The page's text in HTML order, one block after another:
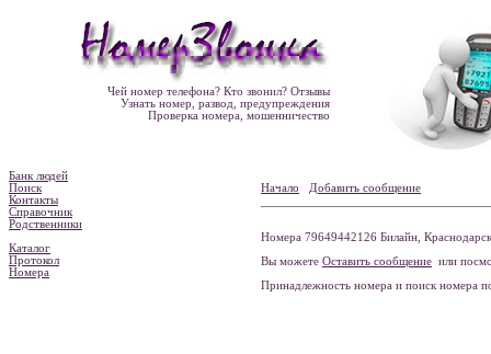
Чей номер телефона? Кто звонил? Отзывы
Узнать номер, развод, предупреждения
Проверка номера, мошенничество
Банк людей
Поиск
Контакты
Справочник
Родственники
Каталог
Протокол
Номера
Начало Добавить сообщение
Номера 79649442126 Билайн,
Вы можете Оставить сообщение или
Принадлежность номера и поиск номера